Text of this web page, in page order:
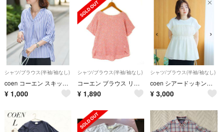
シャツ/ブラウス(半袖/袖なし)
coen コーエン スキッパーブラウス
¥ 1,000
シャツ/ブラウス(半袖/袖なし)
コーエン ブラウス リバティ タック コットン 半袖 L オレンジ 青 ブルー
¥ 1,890
シャツ/ブラウス(半袖/袖なし)
coen シアードッキング ギャザーフレンチスリーブTシャツ
¥ 3,000